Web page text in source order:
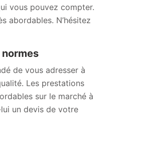
vous pouvez compter.
abordables. N’hésitez
de vous adresser à
Les prestations
sur le marché à
un devis de votre